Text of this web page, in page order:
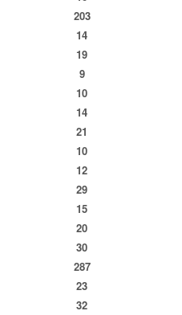
203
14
19
9
10
14
21
10
12
29
15
20
30
287
23
32